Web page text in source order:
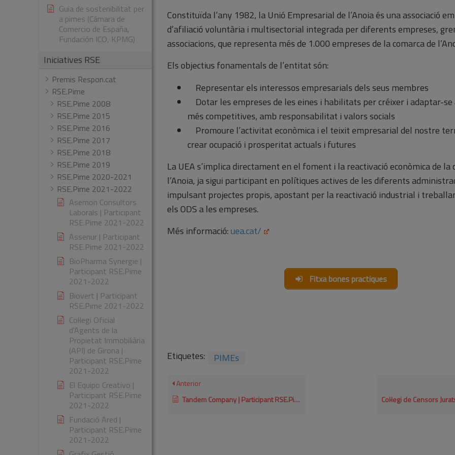
Guia de sostenibilitat per
a pimes (Cámara de
Comercio de España,
Fundación ICO, KPMG)
Iniciatives RSE
Premis Respon.cat
RSE.Pime
RSE.Pime 2008
RSE.Pime 2015
RSE.Pime 2016
RSE.Pime 2017
RSE.Pime 2018
RSE.Pime 2019
RSE.Pime 2020-2021
RSE.Pime 2021-2022
Asemon Consultors
Laborals | Participant
RSE.Pime 2021-2022
Assenur | Participant
RSE.Pime 2021-2022
BioPharma Synergie |
Participant RSE.Pime
2021-2022
Biovert | Participant
RSE.Pime 2021-2022
Col·legi Oficial
d'Agents de la
Propietat Immobiliària
(API) de Girona |
Participant RSE.Pime
2021-2022
El Equipo Creativo |
Participant RSE.Pime
2021-2022
Fundació Ared |
Participant RSE.Pime
2021-2022
Constituïda l’any 1982, la Unió Empresarial de l’Anoia és una associació
d’afiliació voluntària i multisectorial integrada per diferents empreses,
associacions, que representa més de 1.000 empreses de la comarca de
Els objectius fonamentals de l’entitat són:
Representar els interessos empresarials dels seus membres
Dotar les empreses de les eines i habilitats per créixer i adaptar-
més competitives, amb responsabilitat i valors socials
Promoure l’activitat econòmica i el teixit empresarial del nostre
crear ocupació i prosperitat actuals i futures
La UEA s’implica directament en el foment i la reactivació econòmica de la
l’Anoia, ja sigui participant en polítiques actives de les diferents
impulsant projectes propis, apostant per la reactivació industrial i
els ODS a les empreses.
Més informació:uea.cat/
Fitxa bones practiques
Etiquetes: PIMEs
Anterior
Tandem Company | Participant RSE.Pime 2021-2022